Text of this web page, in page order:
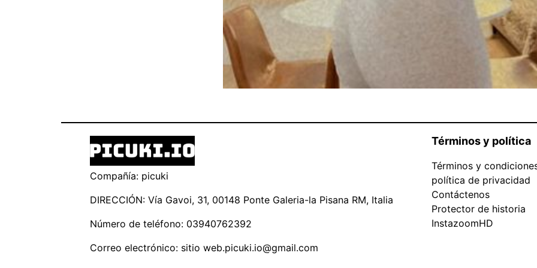
Compañía: picuki
DIRECCIÓN: Vía Gavoi, 31, 00148 Ponte Galeria-la Pisana RM, Italia
Número de teléfono: 03940762392
Correo electrónico: sitio web.picuki.io@gmail.com
Términos y política
Términos y
política de privacidad
Contáctenos
Protector de historia
InstazoomHD